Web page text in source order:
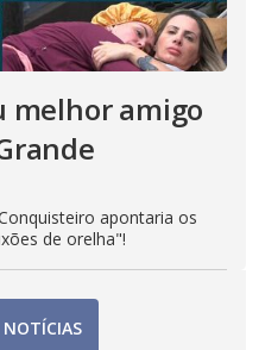
melhor amigo
apontaria os
de orelha"!
NOTÍCIAS